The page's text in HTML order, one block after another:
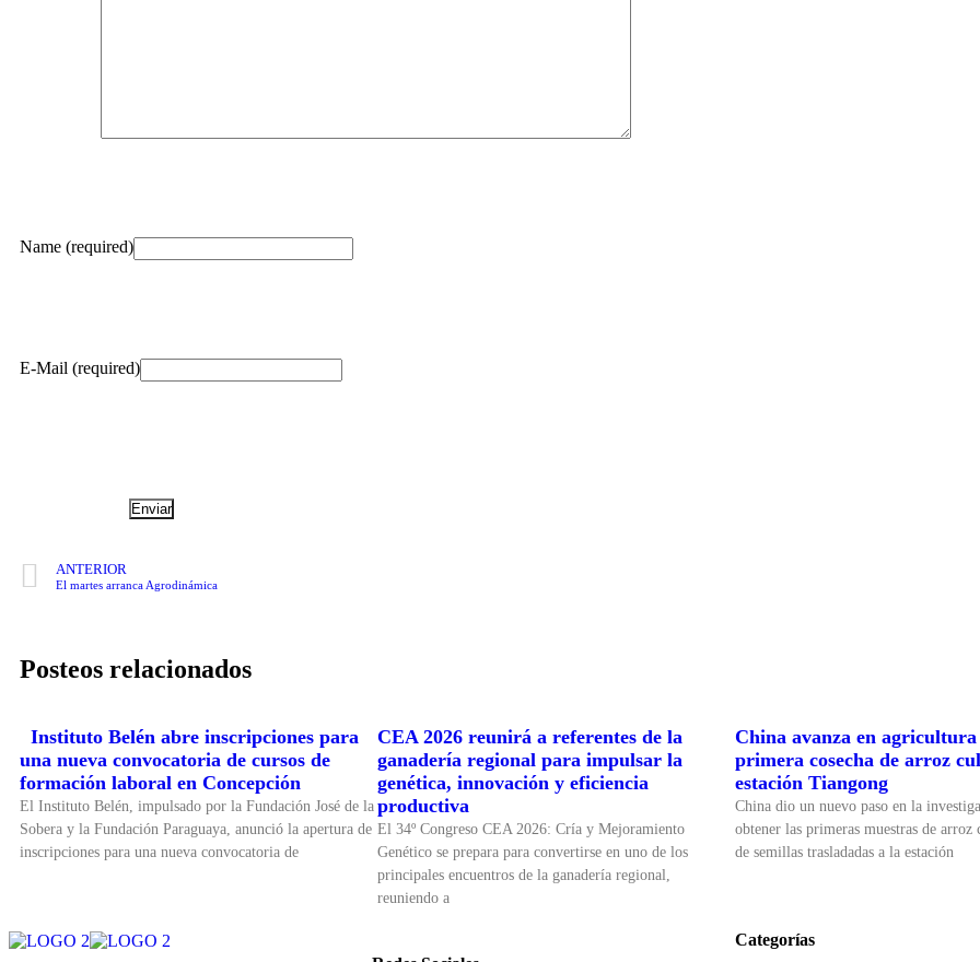
Name (required)
E-Mail (required)
ANTERIOR
El martes arranca Agrodinámica
Posteos relacionados
Instituto Belén abre inscripciones para
una nueva convocatoria de cursos de
formación laboral en Concepción
El Instituto Belén, impulsado por la Fundación José de la
Sobera y la Fundación Paraguaya, anunció la apertura de
inscripciones para una nueva convocatoria de
CEA 2026 reunirá a referentes de la
ganadería regional para impulsar la
genética, innovación y eficiencia
productiva
El 34º Congreso CEA 2026: Cría y Mejoramiento
Genético se prepara para convertirse en uno de los
principales encuentros de la ganadería regional,
reuniendo a
China avanza en agricultura
primera cosecha de arroz
estación Tiangong
China dio un nuevo paso en la
obtener las primeras muestras de
de semillas trasladadas a la estación
Categorías